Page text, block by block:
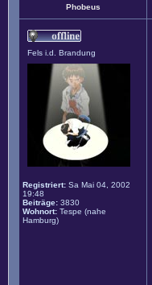
Phobeus
Fels i.d. Brandung
Registriert: Sa Mai 04, 2002
19:48
Beiträge: 3830
Wohnort: Tespe (nahe
Hamburg)